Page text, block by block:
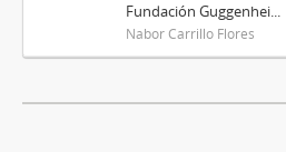
Fundación Guggenhei...
Nabor Carrillo Flores